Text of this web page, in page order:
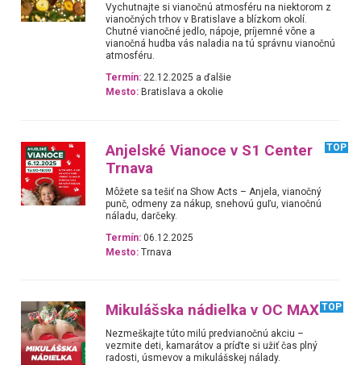
Vychutnajte si vianočnú atmosféru na niektorom z
vianočných trhov v Bratislave a blízkom okolí.
Chutné vianočné jedlo, nápoje, príjemné vône a
vianočná hudba vás naladia na tú správnu vianočnú
atmosféru.
Termín: 22.12.2025 a ďalšie
Mesto: Bratislava a okolie
Anjelské Vianoce v S1 Center
Trnava
TOP
Môžete sa tešiť na Show Acts – Anjela, vianočný
punč, odmeny za nákup, snehovú guľu, vianočnú
náladu, darčeky.
Termín: 06.12.2025
Mesto: Trnava
Mikulášska nádielka v OC MAX TOP
Nezmeškajte túto milú predvianočnú akciu –
vezmite deti, kamarátov a príďte si užiť čas plný
radosti, úsmevov a mikulášskej nálady.